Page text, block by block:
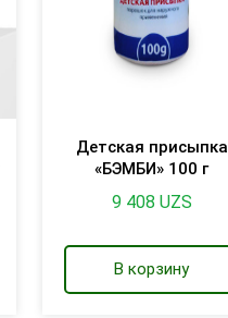
Детская присыпка
«БЭМБИ» 100 г
9 408 UZS
В корзину